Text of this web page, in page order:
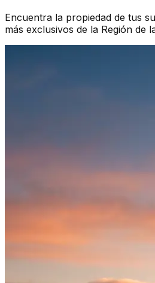
Encuentra la propiedad de tus
más exclusivos de la Región de